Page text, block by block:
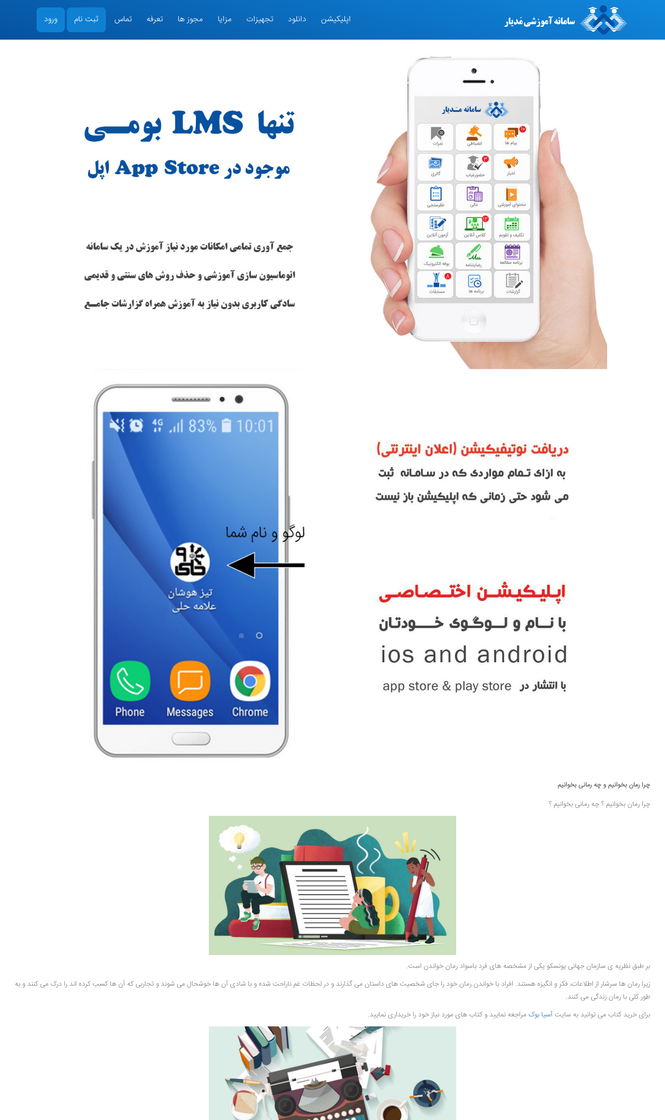
اپلیکیشن دانلود تجهیزات مزایا مجوز ها تعرفه تماس ثبت نام ورود
چرا رمان بخوانیم و چه رمانی بخوانیم
چرا رمان بخوانیم ؟ چه رمانی بخوانیم ؟
بر طبق نظریه ی سازمان جهانی یونسکو یکی از مشخصه های فرد باسواد رمان خواندن است.
زیرا رمان ها سرشار از اطلاعات، فکر و انگیزه هستند. افراد با خواندن رمان خود را جای شخصیت های داستان می گذارند و در لحظات غم ناراحت شده و با شادی آن ها خوشحال می شوند و تجاربی که آن ها کسب کرده اند را درک می کنند و به
طور کلی با رمان زندگی می کنند.
برای خرید کتاب می توانید به سایتآسیا بوکمراجعه نمایید و کتاب های مورد نیاز خود را خریداری نمایید.